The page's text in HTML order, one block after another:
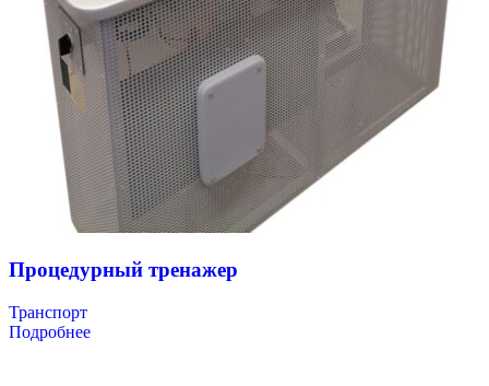
Процедурный тренажер
Транспорт
Подробнее